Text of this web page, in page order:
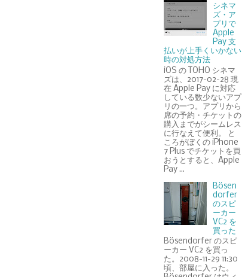
シネマ
ズ・ア
プリで
Apple
Pay 支
払いが上手くいかない
時の対処方法
iOS の TOHO シネマ
ズは、2017-02-28 現
在 Apple Pay に対応
している数少ないアプ
リの一つ。アプリから
席の予約・チケットの
購入までがシームレス
に行なえて便利。 と
ころがぼくの iPhone
7 Plus でチケットを買
おうとすると、Apple
Pay ...
Bösen
dorfer
のスピ
ーカー
VC2 を
買った
Bösendorfer のスピ
ーカー VC2 を買っ
た。2008-11-29 11:30
頃、部屋に入った。